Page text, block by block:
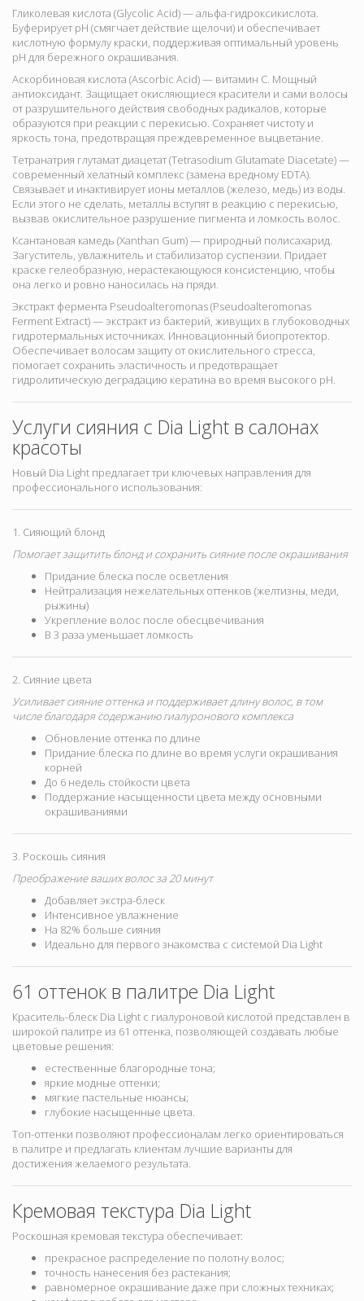
Гликолевая кислота (Glycolic Acid) — альфа-гидроксикислота.
Буферирует pH (смягчает действие щелочи) и обеспечивает
кислотную формулу краски, поддерживая оптимальный уровень
pH для бережного окрашивания.
Аскорбиновая кислота (Ascorbic Acid) — витамин C. Мощный
антиоксидант. Защищает окисляющиеся красители и сами волосы
от разрушительного действия свободных радикалов, которые
образуются при реакции с перекисью. Сохраняет чистоту и
яркость тона, предотвращая преждевременное выцветание.
Тетранатрия глутамат диацетат (Tetrasodium Glutamate Diacetate) —
современный хелатный комплекс (замена вредному EDTA).
Связывает и инактивирует ионы металлов (железо, медь) из воды.
Если этого не сделать, металлы вступят в реакцию с перекисью,
вызвав окислительное разрушение пигмента и ломкость волос.
Ксантановая камедь (Xanthan Gum) — природный полисахарид.
Загуститель, увлажнитель и стабилизатор суспензии. Придает
краске гелеобразную, нерастекающуюся консистенцию, чтобы
она легко и ровно наносилась на пряди.
Экстракт фермента Pseudoalteromonas (Pseudoalteromonas
Ferment Extract) — экстракт из бактерий, живущих в глубоководных
гидротермальных источниках. Инновационный биопротектор.
Обеспечивает волосам защиту от окислительного стресса,
помогает сохранить эластичность и предотвращает
гидролитическую деградацию кератина во время высокого pH.
Услуги сияния с Dia Light в салонах
красоты
Новый Dia Light предлагает три ключевых направления для
профессионального использования:
1. Сияющий блонд
Помогает защитить блонд и сохранить сияние после окрашивания
Придание блеска после осветления
Нейтрализация нежелательных оттенков (желтизны, меди,
рыжины)
Укрепление волос после обесцвечивания
В 3 раза уменьшает ломкость
2. Сияние цвета
Усиливает сияние оттенка и поддерживает длину волос, в том
числе благодаря содержанию гиалуронового комплекса
Обновление оттенка по длине
Придание блеска по длине во время услуги окрашивания
корней
До 6 недель стойкости цвета
Поддержание насыщенности цвета между основными
окрашиваниями
3. Роскошь сияния
Преображение ваших волос за 20 минут
Добавляет экстра-блеск
Интенсивное увлажнение
На 82% больше сияния
Идеально для первого знакомства с системой Dia Light
61 оттенок в палитре Dia Light
Краситель-блеск Dia Light с гиалуроновой кислотой представлен в
широкой палитре из 61 оттенка, позволяющей создавать любые
цветовые решения:
естественные благородные тона;
яркие модные оттенки;
мягкие пастельные нюансы;
глубокие насыщенные цвета.
Топ-оттенки позволяют профессионалам легко ориентироваться
в палитре и предлагать клиентам лучшие варианты для
достижения желаемого результата.
Кремовая текстура Dia Light
Роскошная кремовая текстура обеспечивает:
прекрасное распределение по полотну волос;
точность нанесения без растекания;
равномерное окрашивание даже при сложных техниках;